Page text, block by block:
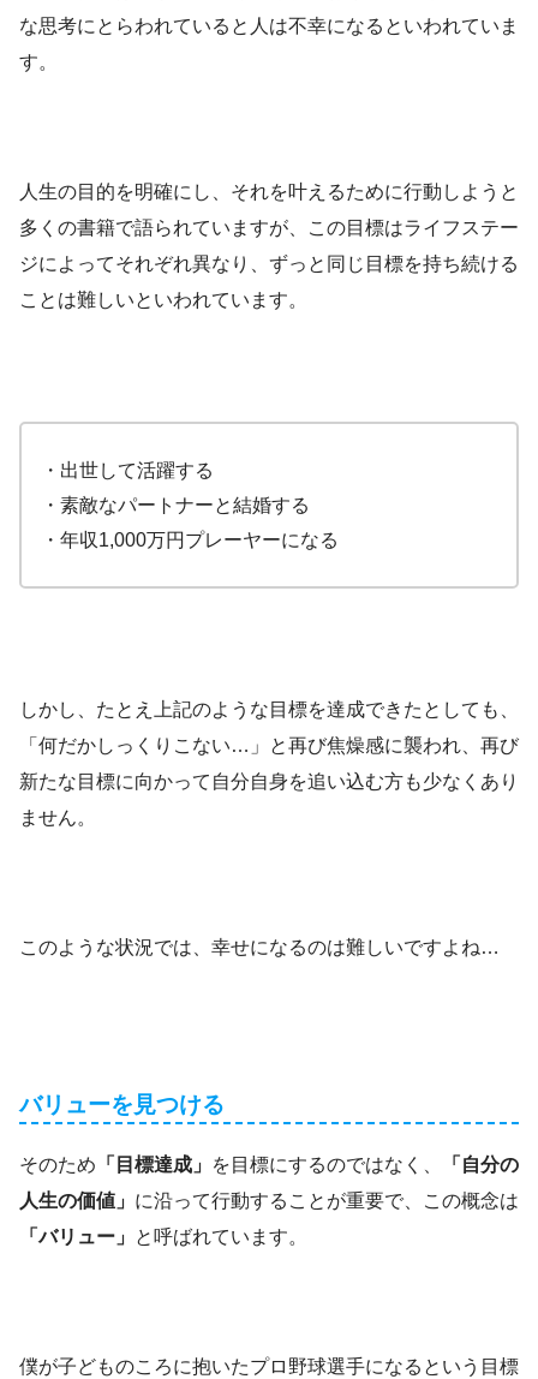
な思考にとらわれていると人は不幸になるといわれていま
す。
人生の目的を明確にし、それを叶えるために行動しようと
多くの書籍で語られていますが、この目標はライフステー
ジによってそれぞれ異なり、ずっと同じ目標を持ち続ける
ことは難しいといわれています。
・出世して活躍する
・素敵なパートナーと結婚する
・年収1,000万円プレーヤーになる
しかし、たとえ上記のような目標を達成できたとしても、
「何だかしっくりこない…」と再び焦燥感に襲われ、再び
新たな目標に向かって自分自身を追い込む方も少なくあり
ません。
このような状況では、幸せになるのは難しいですよね…
バリューを見つける
そのため 「目標達成」 を目標にするのではなく、
「自分の
人生の価値」 に沿って行動することが重要で、この概念は
「バリュー」 と呼ばれています。
僕が子どものころに抱いたプロ野球選手になるという目標